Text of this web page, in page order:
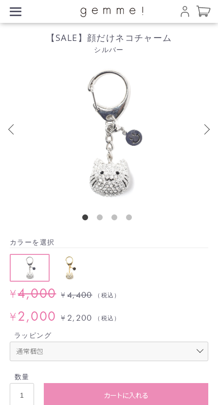
【SALE】顔だけネコチャーム
シルバー
カラーを選択
¥4,000
¥2,000
¥ 4,400 （税込）
¥ 2,200 （税込）
ラッピング
数量
カートに入れる